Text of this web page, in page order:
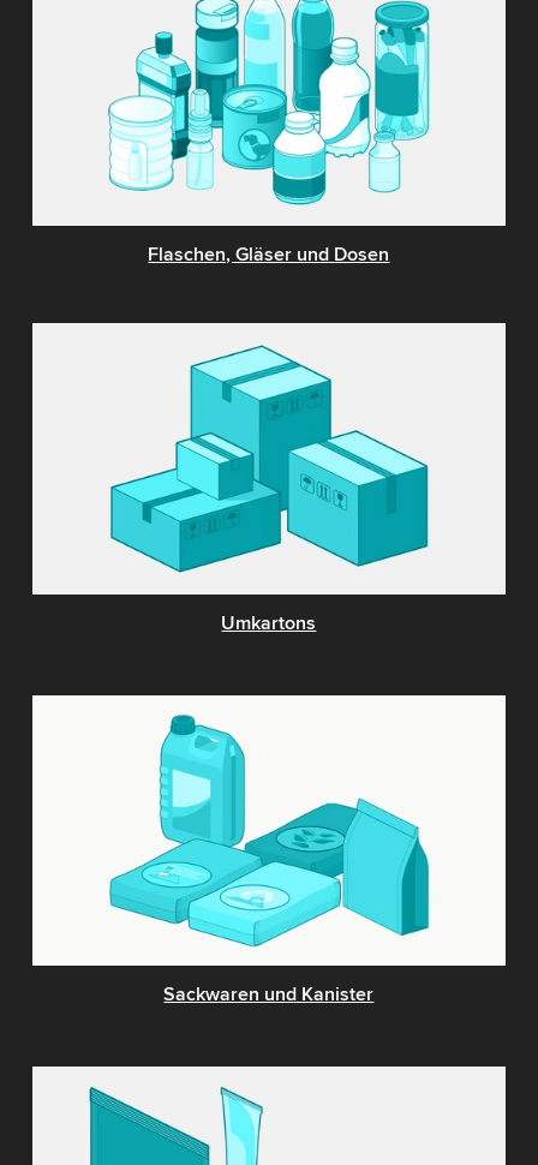
Flaschen, Gläser und Dosen
Umkartons
Sackwaren und Kanister